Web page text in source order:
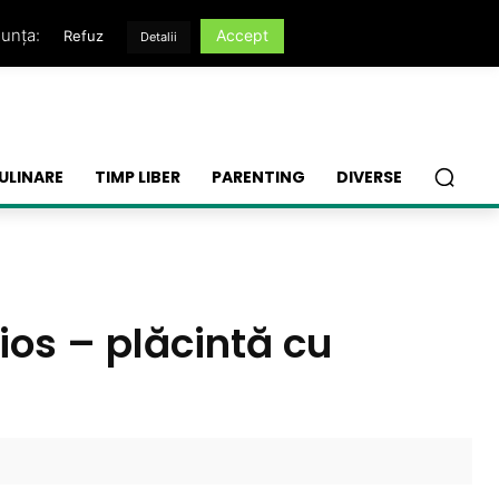
TIMP LIBER PARENTING DIVERSE
– plăcintă cu
Refuz Detalii Accept